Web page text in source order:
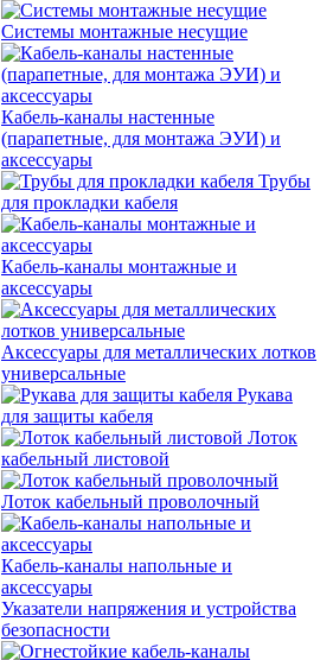
Системы монтажные несущие
Кабель-каналы настенные
(парапетные, для монтажа ЭУИ) и
аксессуары
Трубы
для прокладки кабеля
Кабель-каналы монтажные и
аксессуары
Аксессуары для металлических лотков
универсальные
Рукава
для защиты кабеля
Лоток
кабельный листовой
Лоток кабельный проволочный
Кабель-каналы напольные и
аксессуары
Указатели напряжения и устройства
безопасности